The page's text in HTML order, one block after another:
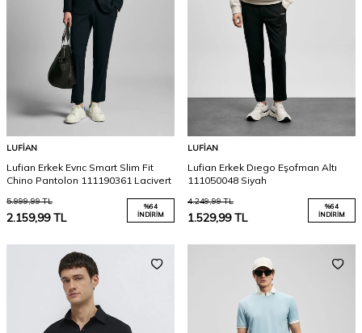
LUFIAN
Lufian Erkek Evrıc Smart Slim Fit
Chino Pantolon 111190361 Lacivert
5.999,99TL
2.159,99TL
%64
İNDIRIM
LUFIAN
Lufian Erkek Dıego Eşofman Altı
111050048 Siyah
4.249,99TL
1.529,99TL
%64
İNDIRIM